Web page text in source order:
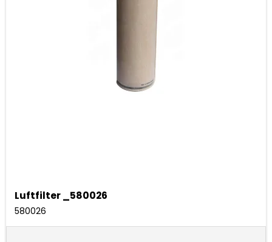
Luftfilter _580026
580026